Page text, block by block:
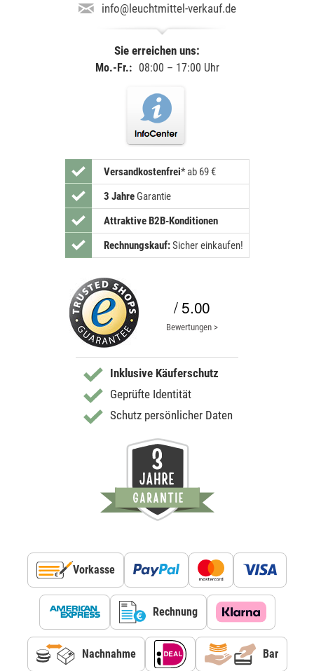
info@leuchtmittel-verkauf.de
Sie erreichen uns:
Mo.-Fr.: 08:00 – 17:00 Uhr
Versandkostenfrei* ab 69 €
3 JahreGarantie
Attraktive B2B-Konditionen
Rechnungskauf:Sicher einkaufen!
/ 5.00
Bewertungen >
Inklusive Käuferschutz
Geprüfte Identität
Schutz persönlicher Daten
Vorkasse
Rechnung
Nachnahme Bar